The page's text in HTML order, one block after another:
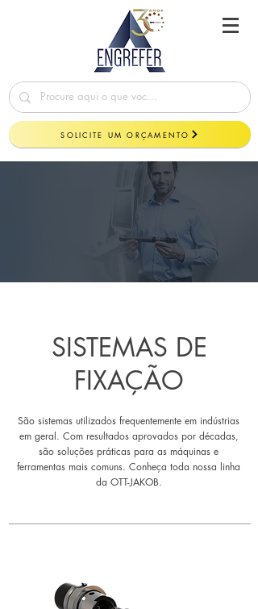
SOLICITE UM ORÇAMENTO
SISTEMAS DE
FIXAÇÃO
São sistemas utilizados frequentemente em indústrias
em geral. Com resultados aprovados por décadas,
são soluções práticas para as máquinas e
ferramentas mais comuns. Conheça toda nossa linha
da OTT-JAKOB.